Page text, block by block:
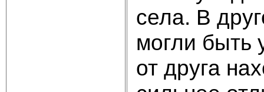
села. В
могли быть
от друга